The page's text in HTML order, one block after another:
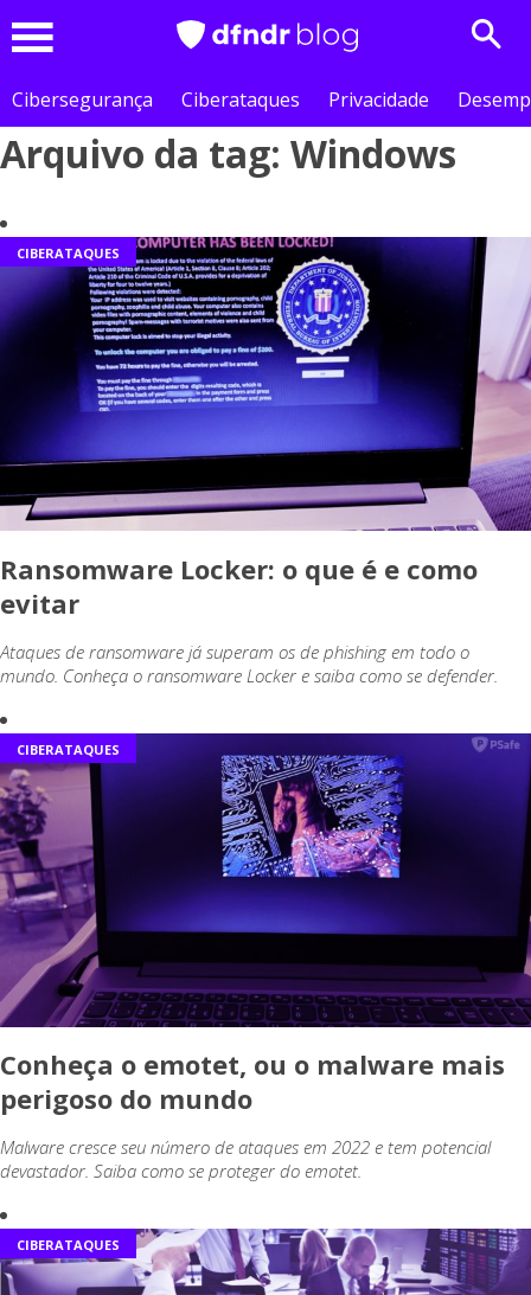
Cibersegurança
Ciberataques Privacidade
Arquivo da tag: Windows
CIBERATAQUES
Ransomware Locker: o que é e como
evitar
Ataques de ransomware já superam os de phishing em todo o
mundo. Conheça o ransomware Locker e saiba como se defender.
CIBERATAQUES
Conheça o emotet, ou o malware mais
perigoso do mundo
Malware cresce seu número de ataques em 2022 e tem potencial
devastador. Saiba como se proteger do emotet.
CIBERATAQUES